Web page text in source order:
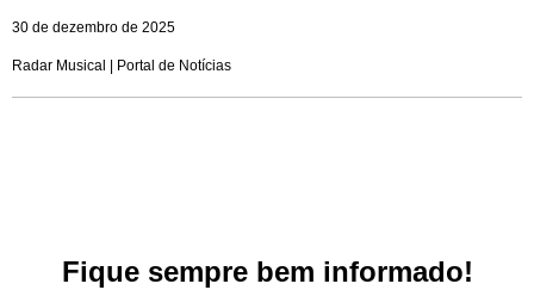
30 de dezembro de 2025
Radar Musical | Portal de Notícias
Fique sempre bem informado!